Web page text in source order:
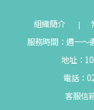
組織簡介
服務時間：週一
地址：
電話：
客服信